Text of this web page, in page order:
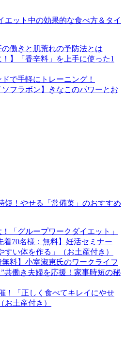
エット中の効果的な食べ方＆タイ
の働きと肌荒れの予防法とは
！】「香辛料」を上手に使った1
で手軽にトレーニング！
ソフラボン】きなこのパワーとお
短！やせる「常備菜」のおすすめ
「グループワークダイエット」
着70名様：無料】妊活セミナー
すい体を作る」（お土産付き）
無料】小室淑恵氏のワークライフ
共働き夫婦を応援！家事時短の秘
！「正しく食べてキレイにやせ
お土産付き）